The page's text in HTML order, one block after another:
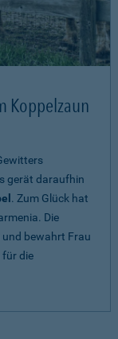
Koppelzaun
gerät daraufhin
. Zum Glück hat
Die
bewahrt Frau
für die